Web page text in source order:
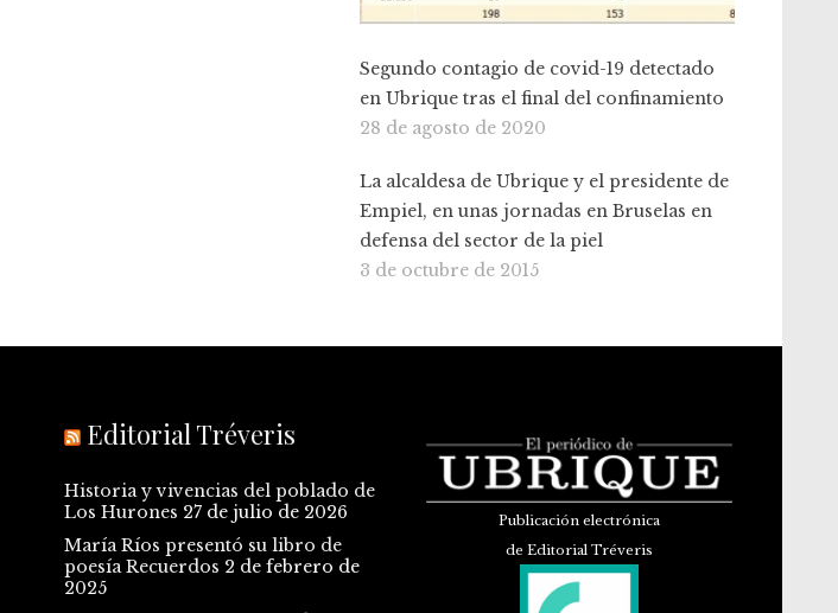
Segundo contagio de covid-19 detectado
en Ubrique tras el final del confinamiento
28 de agosto de 2020
La alcaldesa de Ubrique y el presidente de
Empiel, en unas jornadas en Bruselas en
defensa del sector de la piel
3 de octubre de 2015
Editorial Tréveris
Historia y vivencias del poblado de
Los Hurones 27 de julio de 2026
María Ríos presentó su libro de
poesía Recuerdos 2 de febrero de
2025
Publicación electrónica
de Editorial Tréveris